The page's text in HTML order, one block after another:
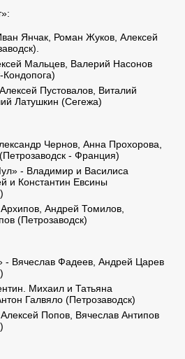
Янчак, Роман Жуков, Алексей
Мальцев, Валерий Насонов
Кондопога)
Пустовалов, Виталий
Латушкин (Сегежа)
Чернов, Анна Прохорова,
- Франция)
- Владимир и Василиса
и Константин Евсины
Андрей Томилов,
(Петрозаводск)
- Вячеслав Фадеев, Андрей Царев
Михаил и Татьяна
Галвяло (Петрозаводск)
Попов, Вячеслав Антипов